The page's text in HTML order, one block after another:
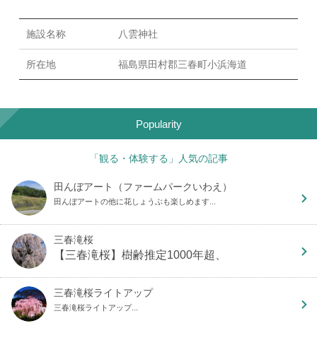
施設名称 八雲神社
所在地 福島県田村郡三春町小浜海道
Popularity
「観る・体験する」人気の記事
田んぼアート（ファームパークいわえ）
田んぼアートの他に花しょうぶも楽しめます...
三春滝桜
【三春滝桜】樹齢推定1000年超、
三春滝桜ライトアップ
三春滝桜ライトアップ...